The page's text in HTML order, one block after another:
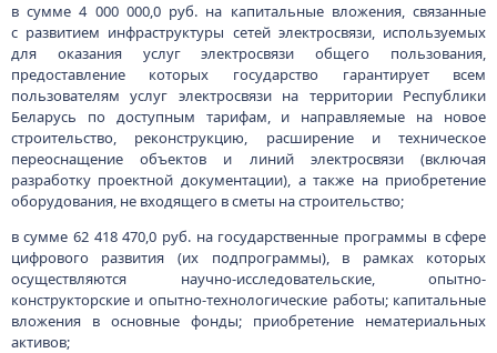
в сумме 4 000 000,0 руб. на капитальные вложения, связанные
с развитием инфраструктуры сетей электросвязи, используемых
для оказания услуг электросвязи общего пользования,
предоставление которых государство гарантирует всем
пользователям услуг электросвязи на территории Республики
Беларусь по доступным тарифам, и направляемые на новое
строительство, реконструкцию, расширение и техническое
переоснащение объектов и линий электросвязи (включая
разработку проектной документации), а также на приобретение
оборудования, не входящего в сметы на строительство;
в сумме 62 418 470,0 руб. на государственные программы в сфере
цифрового развития (их подпрограммы), в рамках которых
осуществляются научно-исследовательские, опытно-
конструкторские и опытно-технологические работы; капитальные
вложения в основные фонды; приобретение нематериальных
активов;